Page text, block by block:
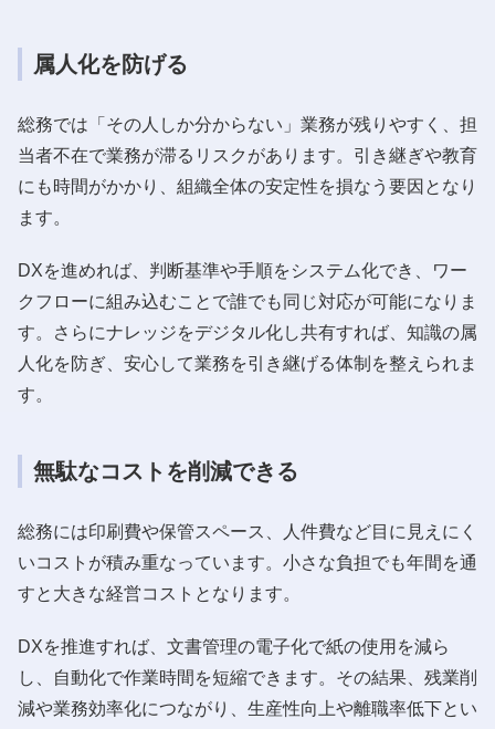
属人化を防げる
総務では「その人しか分からない」業務が残りやすく、担
当者不在で業務が滞るリスクがあります。引き継ぎや教育
にも時間がかかり、組織全体の安定性を損なう要因となり
ます。
DXを進めれば、判断基準や手順をシステム化でき、ワー
クフローに組み込むことで誰でも同じ対応が可能になりま
す。さらにナレッジをデジタル化し共有すれば、知識の属
人化を防ぎ、安心して業務を引き継げる体制を整えられま
す。
無駄なコストを削減できる
総務には印刷費や保管スペース、人件費など目に見えにく
いコストが積み重なっています。小さな負担でも年間を通
すと大きな経営コストとなります。
DXを推進すれば、文書管理の電子化で紙の使用を減ら
し、自動化で作業時間を短縮できます。その結果、残業削
減や業務効率化につながり、生産性向上や離職率低下とい